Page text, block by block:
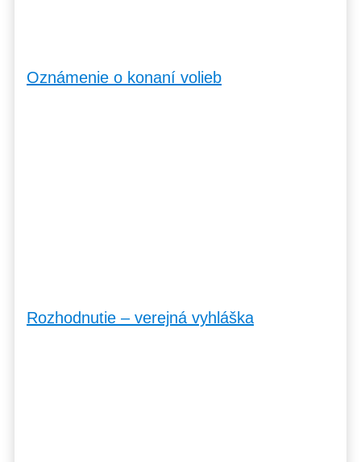
Oznámenie o konaní volieb
Rozhodnutie – verejná vyhláška